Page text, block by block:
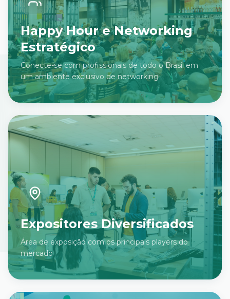
Happy Hour e Networking
Estratégico
Conecte-se com profissionais de todo o Brasil em
um ambiente exclusivo de networking
Expositores Diversificados
Área de exposição com os principais players do
mercado